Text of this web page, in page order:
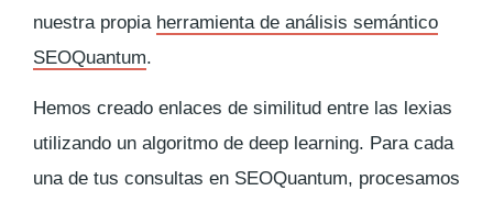
nuestra propia herramienta de análisis semántico
SEOQuantum.
Hemos creado enlaces de similitud entre las lexias
utilizando un algoritmo de deep learning. Para cada
una de tus consultas en SEOQuantum, procesamos